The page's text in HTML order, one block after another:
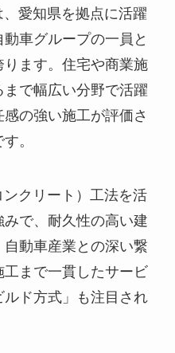
、愛知県を拠点に活躍
車グループの一員と
ります。住宅や商業施
で幅広い分野で活躍
の強い施工が評価さ
。
クリート）工法を活
で、耐久性の高い建
動車産業との深い繋
まで一貫したサービ
ド方式」も注目され